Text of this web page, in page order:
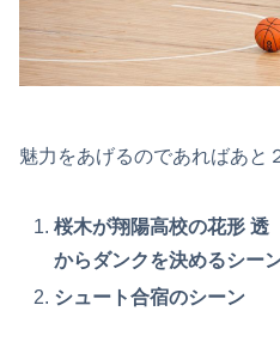
魅力をあげるのであればあと
桜木が翔陽高校の花形 透
からダンクを決めるシー
シュート合宿のシーン